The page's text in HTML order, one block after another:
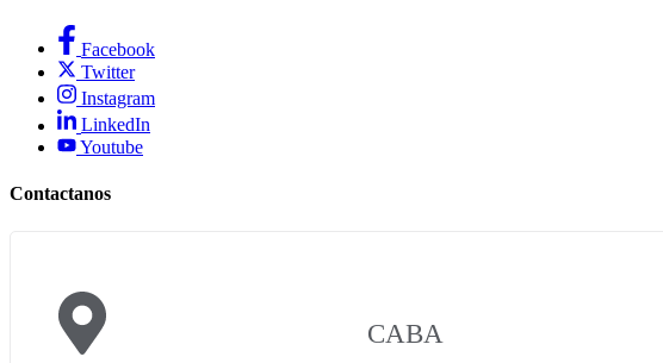
Facebook
Twitter
Instagram
LinkedIn
Youtube
Contactanos
CABA